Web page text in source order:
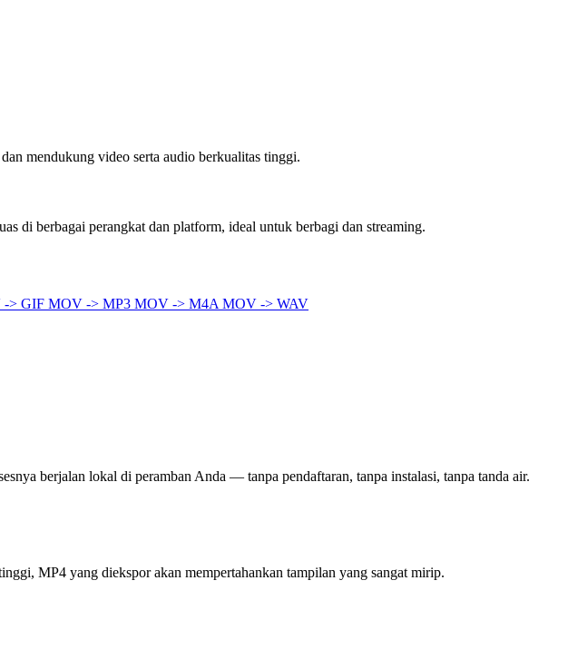
mendukung video serta audio berkualitas tinggi.
di berbagai perangkat dan platform, ideal untuk berbagi dan streaming.
-> GIF MOV -> MP3 MOV -> M4A MOV -> WAV
berjalan lokal di peramban Anda — tanpa pendaftaran, tanpa instalasi, tanpa tanda air.
MP4 yang diekspor akan mempertahankan tampilan yang sangat mirip.